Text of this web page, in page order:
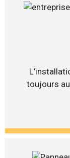
toujours